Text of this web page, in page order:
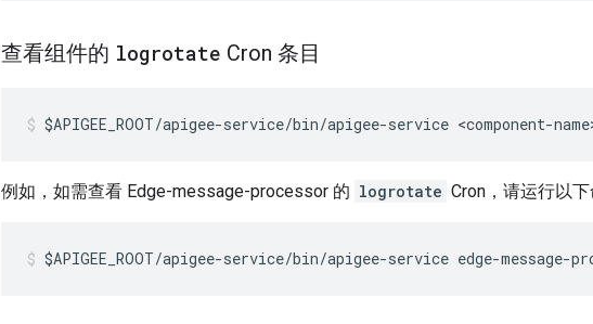
查看组件的 logrotate Cron 条目
$APIGEE_ROOT/apigee-service/bin/apigee-service <component-
例如，如需查看 Edge-message-processor 的 logrotate Cron，请运行以下
$APIGEE_ROOT/apigee-service/bin/apigee-service edge-